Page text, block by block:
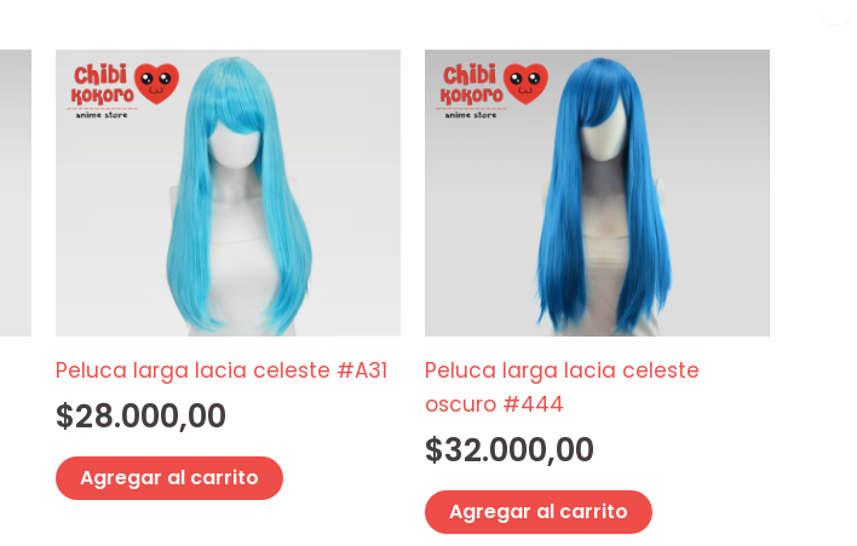
Peluca larga lacia celeste #A31
$28.000,00
Agregar al carrito
Peluca larga lacia celeste
oscuro #444
$32.000,00
Agregar al carrito